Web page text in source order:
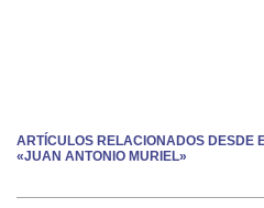
ARTÍCULOS RELACIONADOS DESDE
«JUAN ANTONIO MURIEL»